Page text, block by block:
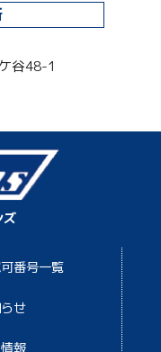
谷48-1
ズ
番号一覧
せ